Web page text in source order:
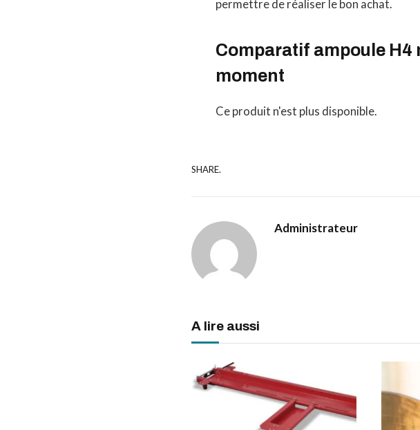
permettre de réaliser le bon achat.
Comparatif ampoule H4
moment
Ce produit n'est plus disponible.
SHARE.
Administrateur
A lire aussi